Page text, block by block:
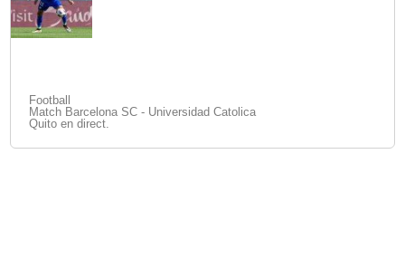
Football
Match Barcelona SC - Universidad Catolica
Quito en direct.